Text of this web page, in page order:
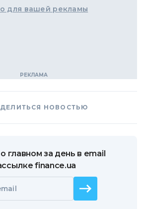
для вашей рекламы
НОВОСТЬЮ
главном за день в email
finance.ua